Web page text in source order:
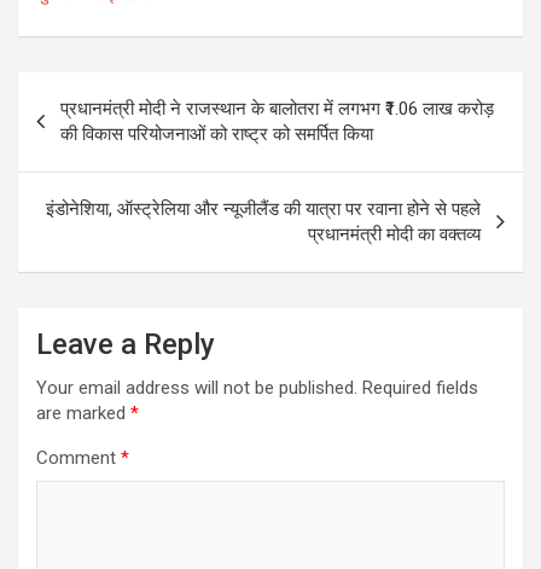
navigation
प्रधानमंत्री मोदी ने राजस्थान के बालोतरा में लगभग ₹1.06 लाख करोड़
की विकास परियोजनाओं को राष्ट्र को समर्पित किया
इंडोनेशिया, ऑस्ट्रेलिया और न्यूजीलैंड की यात्रा पर रवाना होने से पहले
प्रधानमंत्री मोदी का वक्तव्य
Leave a Reply
Your email address will not be published. Required fields
are marked *
Comment *